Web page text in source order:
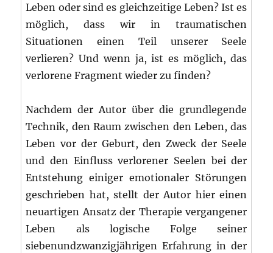
Leben oder sind es gleichzeitige Leben? Ist es
möglich, dass wir in traumatischen
Situationen einen Teil unserer Seele
verlieren? Und wenn ja, ist es möglich, das
verlorene Fragment wieder zu finden?
Nachdem der Autor über die grundlegende
Technik, den Raum zwischen den Leben, das
Leben vor der Geburt, den Zweck der Seele
und den Einfluss verlorener Seelen bei der
Entstehung einiger emotionaler Störungen
geschrieben hat, stellt der Autor hier einen
neuartigen Ansatz der Therapie vergangener
Leben als logische Folge seiner
siebenundzwanzigjährigen Erfahrung in der